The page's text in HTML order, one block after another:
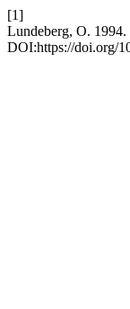
[1]
Lundeberg, O. 1994.
DOI:https://doi.org/